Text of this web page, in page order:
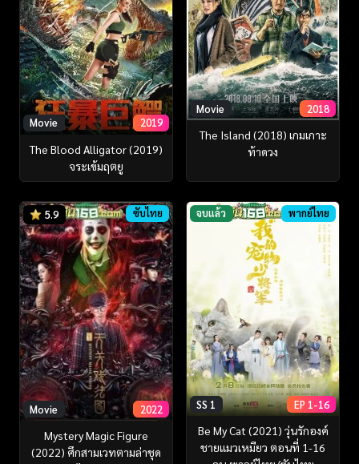
Movie 2019
The Blood Alligator (2019)
จระเข้มฤตยู
Movie 2018
The Island (2018) เกมเกาะ
ท้าดวง
5.9 ซับไทย
Movie 2022
Mystery Magic Figure
(2022) ศึกสามเวทตามล่าชุด
จบแล้ว พากย์ไทย
SS 1 EP 1-16
Be My Cat (2021) วุ่นรักองค์
ชายแมวเหมียว ตอนที่ 1-16